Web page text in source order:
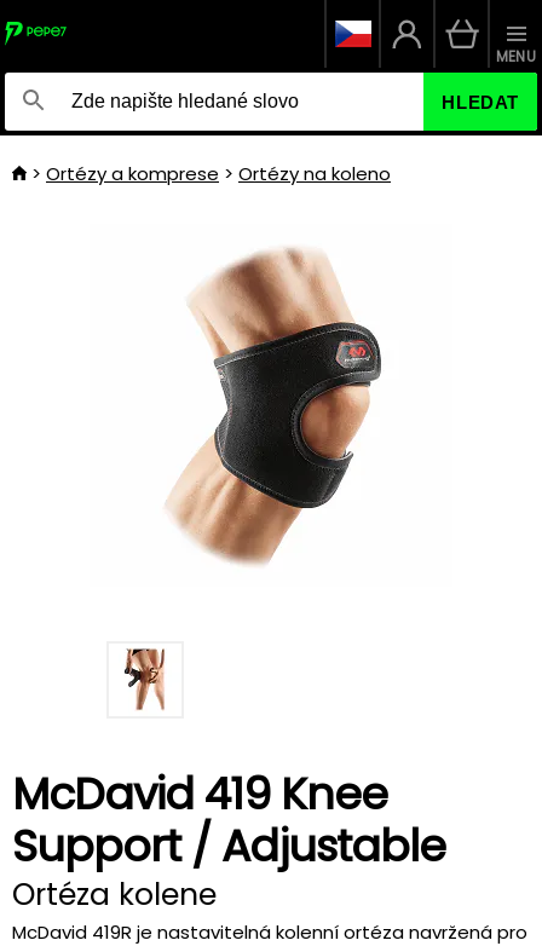
HLEDAT
MENU
Ortézy a komprese Ortézy na koleno
McDavid 419 Knee
Support / Adjustable
Ortéza kolene
McDavid 419R je nastavitelná kolenní ortéza navržená pro